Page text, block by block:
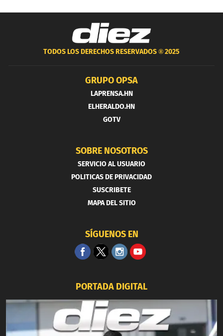
TODOS LOS DERECHOS RESERVADOS ®2025
GRUPO OPSA
LAPRENSA.HN
ELHERALDO.HN
GOTV
SOBRE NOSOTROS
SERVICIO AL USUARIO
POLITICAS DE PRIVACIDAD
SUSCRIBETE
MAPA DEL SITIO
SÍGUENOS EN
PORTADA DIGITAL